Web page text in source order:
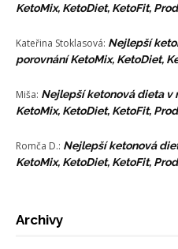
KetoMix, KetoDiet, KetoFit,
Kateřina Stoklasová: Nejlepší
porovnání KetoMix, KetoDiet,
Miša: Nejlepší ketonová dieta v
KetoMix, KetoDiet, KetoFit,
Romča D.: Nejlepší ketonová
KetoMix, KetoDiet, KetoFit,
Archivy